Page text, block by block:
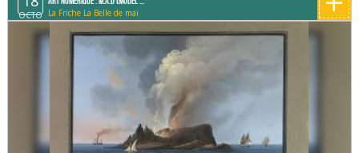
OCTO La Friche La Belle de mai